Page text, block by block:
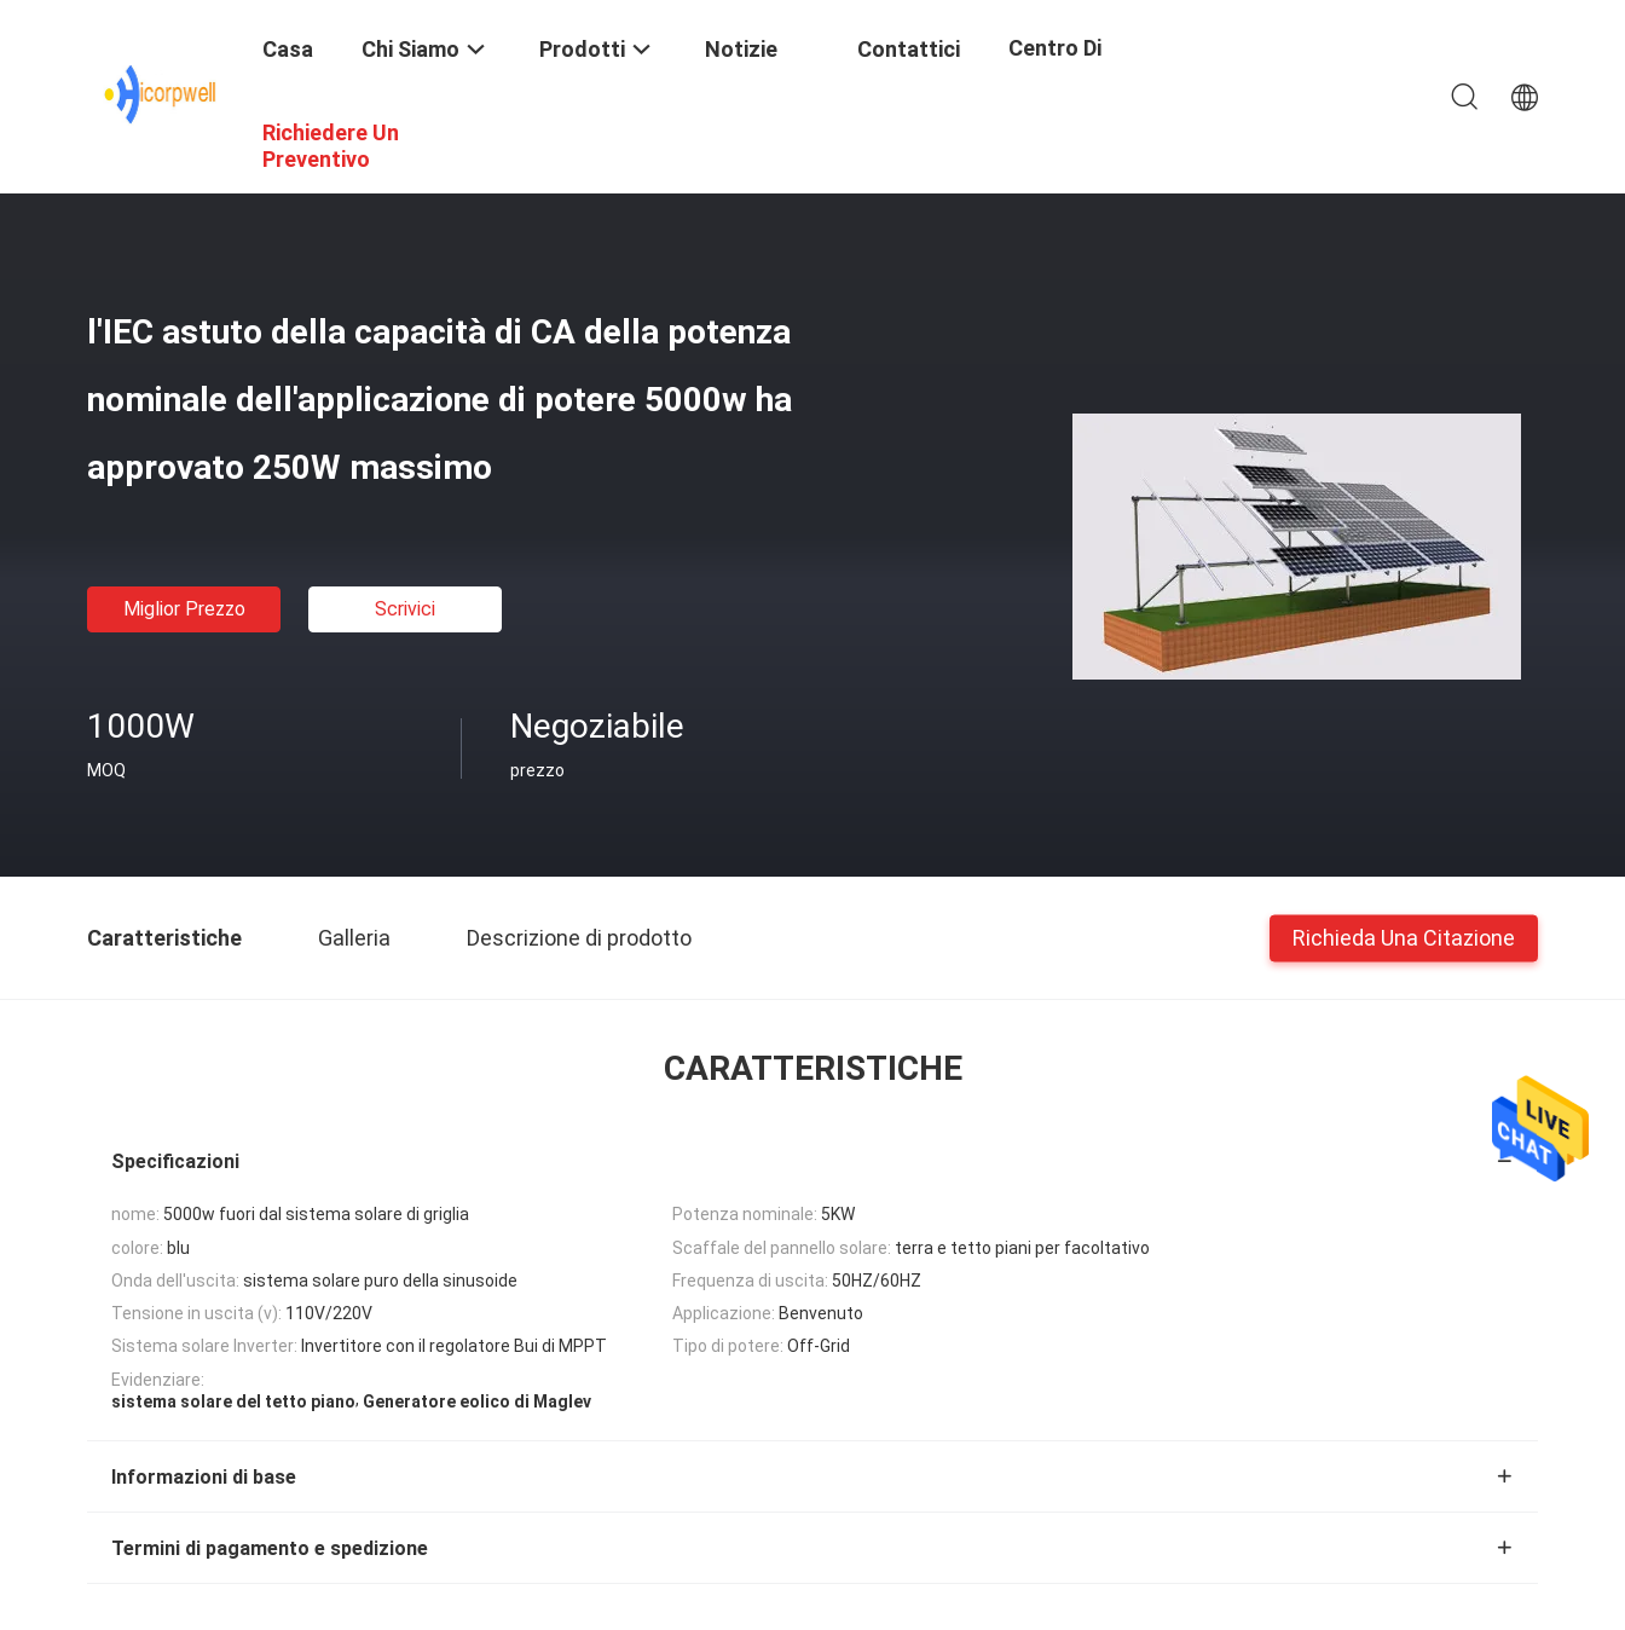
Casa Chi Siamo Prodotti Notizie Contattici Centro Di
Richiedere Un
Preventivo
Applicazione Astuta Di Potere
l'IEC astuto della capacità di CA della potenza
nominale dell'applicazione di potere 5000w ha
approvato 250W massimo
Miglior Prezzo Scrivici
1000W
MOQ
Negoziabile
prezzo
Caratteristiche Galleria Descrizione di prodotto Richieda Una Citazione
CARATTERISTICHE
Specificazioni
nome: 5000w fuori dal sistema solare di griglia Potenza nominale: 5KW
colore: blu Scaffale del pannello solare: terra e tetto piani per facoltativo
Onda dell'uscita: sistema solare puro della sinusoide Frequenza di uscita: 50HZ/60HZ
Tensione in uscita (v): 110V/220V Applicazione: Benvenuto
Sistema solare Inverter: Invertitore con il regolatore Bui di MPPT Tipo di potere: Off-Grid
Evidenziare:
sistema solare del tetto piano, Generatore eolico di Maglev
Informazioni di base
Termini di pagamento e spedizione